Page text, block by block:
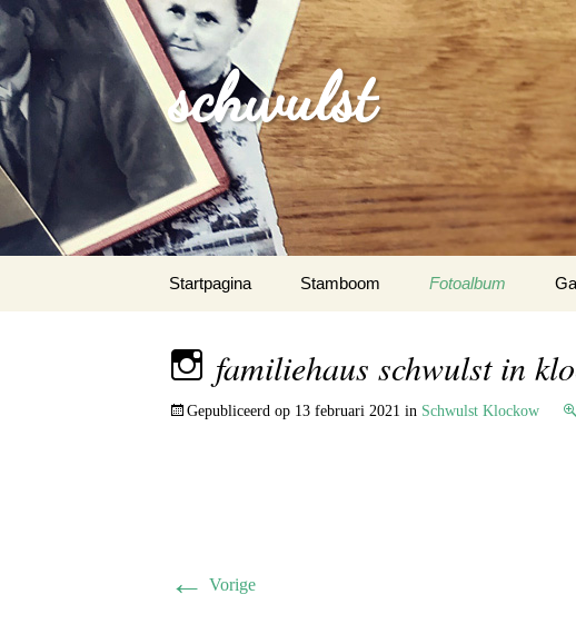
schwulst
naar
Startpagina Stamboom Fotoalbum
familiehaus schwulst in
Gepubliceerd op 13 februari 2021 in Schwulst Klockow
← Vorige